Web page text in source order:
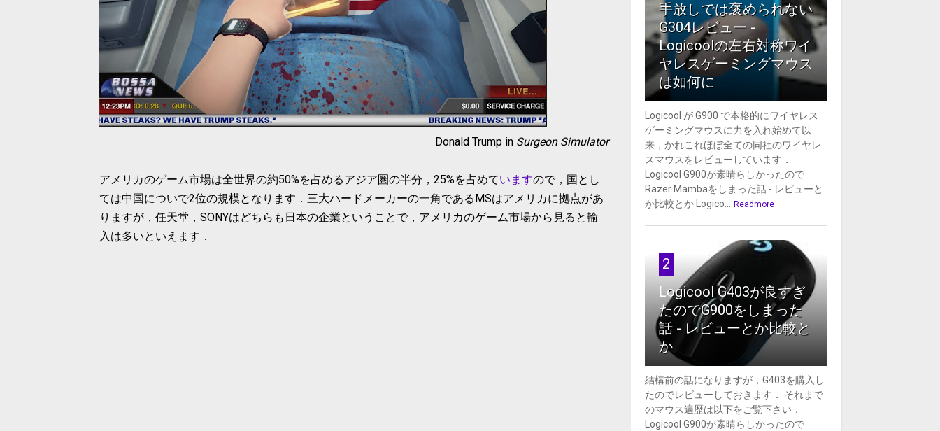
Donald Trump in Surgeon Simulator
アメリカのゲーム市場は全世界の約50%を占めるアジア圏の半分，25%を占めていますので，国とし
ては中国についで2位の規模となります．三大ハードメーカーの一角であるMSはアメリカに拠点があ
りますが，任天堂，SONYはどちらも日本の企業ということで，アメリカのゲーム市場から見ると輸
入は多いといえます．
手放しでは褒められない
G304レビュー -
Logicoolの左右対称ワイ
ヤレスゲーミングマウス
は如何に
Logicool が G900 で本格的にワイヤレス
ゲーミングマウスに力を入れ始めて以
来，かれこれほぼ全ての同社のワイヤレ
スマウスをレビューしています．
Logicool G900が素晴らしかったので
Razer Mambaをしまった話 - レビューと
か比較とか Logico...
Readmore
2
Logicool G403が良すぎ
たのでG900をしまった
話 - レビューとか比較と
か
結構前の話になりますが，G403を購入し
たのでレビューしておきます． それまで
のマウス遍歴は以下をご覧下さい．
Logicool G900が素晴らしかったので